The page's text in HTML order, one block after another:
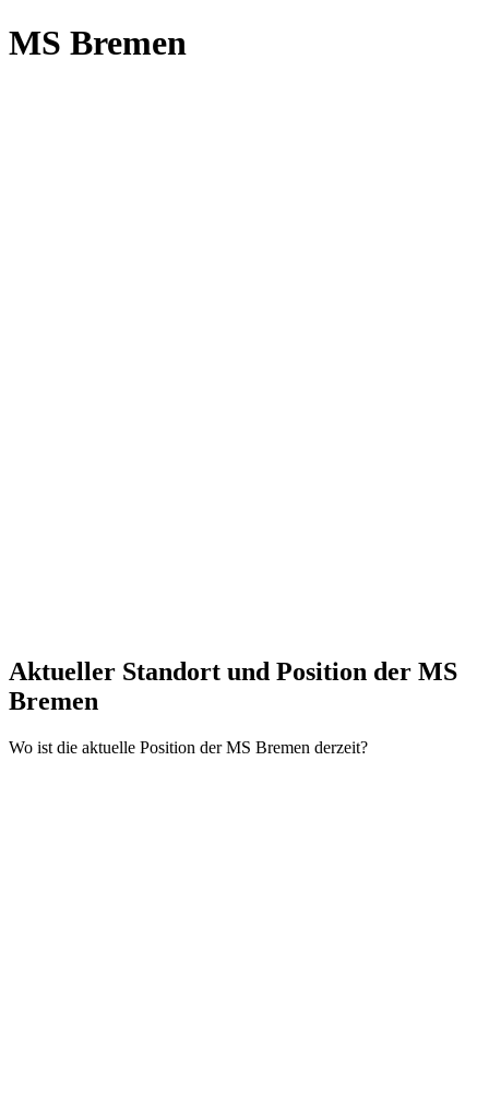
MS Bremen
Aktueller Standort und Position der MS
Bremen
Wo ist die aktuelle Position der MS Bremen derzeit?